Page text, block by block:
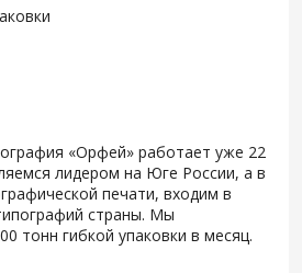
«Орфей» работает уже 22
лидером на Юге России, а в
печати, входим в
страны. Мы
тонн гибкой упаковки в месяц.